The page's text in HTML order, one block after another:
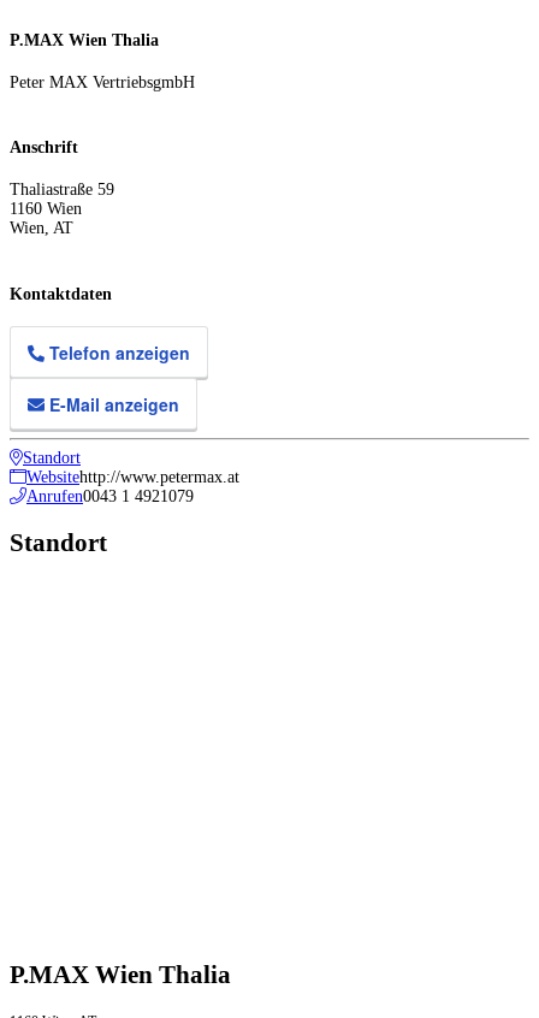
P.MAX Wien Thalia
Peter MAX VertriebsgmbH
Anschrift
Thaliastraße 59
1160 Wien
Wien AT
Kontaktdaten
Telefon anzeigen
E-Mail anzeigen
Standort
Websitehttp://www.petermax.at
Anrufen0043 1 4921079
Standort
P.MAX Wien Thalia